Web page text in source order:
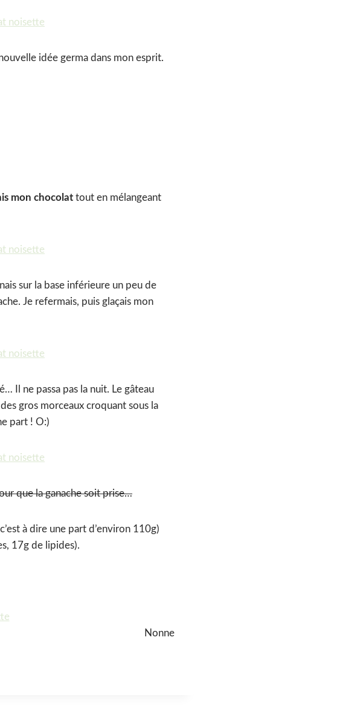
idée germa dans mon esprit.
mon chocolat tout en mélangeant
sur la base inférieure un peu de
Je refermais, puis glaçais mon
Il ne passa pas la nuit. Le gâteau
gros morceaux croquant sous la
part ! O:)
que la ganache soit prise…
à dire une part d’environ 110g)
17g de lipides).
Nonne